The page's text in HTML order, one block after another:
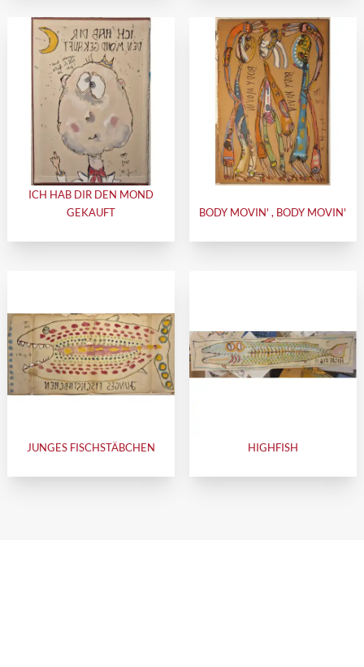
ICH HAB DIR DEN MOND
GEKAUFT
BODY MOVIN' , BODY MOVIN'
JUNGES FISCHSTÄBCHEN HIGHFISH